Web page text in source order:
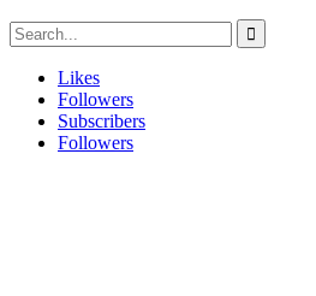
Likes
Followers
Subscribers
Followers